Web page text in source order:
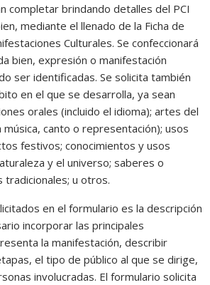
completar brindando detalles del PCI
mediante el llenado de la Ficha de
Culturales. Se confeccionará
bien, expresión o manifestación
ser identificadas. Se solicita también
en el que se desarrolla, ya sean
orales (incluido el idioma); artes del
canto o representación); usos
festivos; conocimientos y usos
y el universo; saberes o
tradicionales; u otros.
en el formulario es la descripción
incorporar las principales
la manifestación, describir
el tipo de público al que se dirige,
involucradas. El formulario solicita